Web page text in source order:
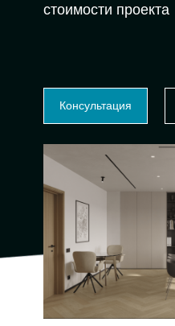
Консультация
стоимости проекта